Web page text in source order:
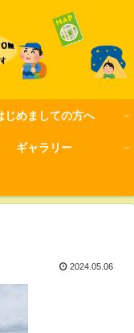
じめましての方へ
ギャラリー
2024.05.06